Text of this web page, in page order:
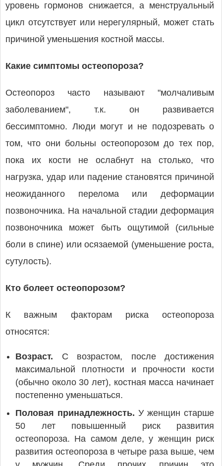
уровень гормонов снижается, а менструальный
цикл отсутствует или нерегулярный, может стать
причиной уменьшения костной массы.
Какие симптомы остеопороза?
Остеопороз часто называют "молчаливым
заболеванием", т.к. он развивается
бессимптомно. Люди могут и не подозревать о
том, что они больны остеопорозом до тех пор,
пока их кости не ослабнут на столько, что
нагрузка, удар или падение становятся причиной
неожиданного перелома или деформации
позвоночника. На начальной стадии деформация
позвоночника может быть ощутимой (сильные
боли в спине) или осязаемой (уменьшение роста,
сутулость).
Кто болеет остеопорозом?
К важным факторам риска остеопороза
относятся:
Возраст. С возрастом, после достижения
максимальной плотности и прочности кости
(обычно около 30 лет), костная масса начинает
постепенно уменьшаться.
Половая принадлежность. У женщин старше
50 лет повышенный риск развития
остеопороза. На самом деле, у женщин риск
развития остеопороза в четыре раза выше, чем